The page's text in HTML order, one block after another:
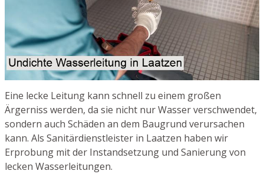
Eine lecke Leitung kann schnell zu einem großen
Ärgerniss werden, da sie nicht nur Wasser verschwendet,
sondern auch Schäden an dem Baugrund verursachen
kann. Als Sanitärdienstleister in Laatzen haben wir
Erprobung mit der Instandsetzung und Sanierung von
lecken Wasserleitungen.